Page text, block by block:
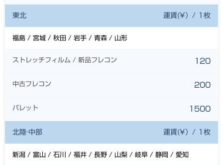
東北 運賃(¥）/ 1枚
福島 / 宮城 / 秋田 / 岩手 / 青森 / 山形
ストレッチフィルム / 新品フレコン 120
中古フレコン 200
パレット 1500
北陸·中部 運賃(¥）/ 1枚
新潟 / 富山 / 石川 / 福井 / 長野 / 山梨 / 岐阜 / 静岡 / 愛知